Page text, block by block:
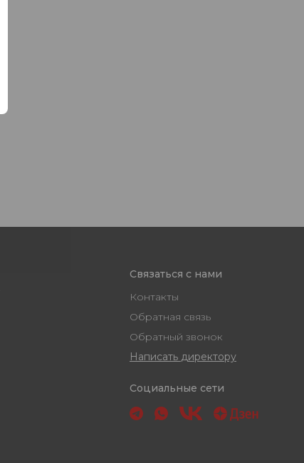
Связаться с нами
Контакты
Обратная связь
Обратный звонок
Написать директору
Социальные сети